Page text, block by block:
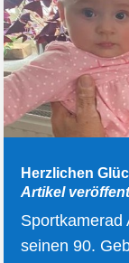
Herzlichen
Artikel
Sportkamerad
seinen 90.